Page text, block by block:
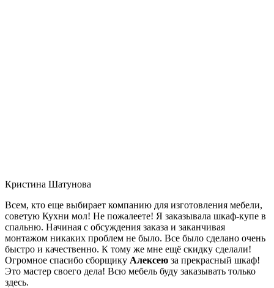
Кристина Шатунова
Всем, кто еще выбирает компанию для изготовления мебели,
советую Кухни мол! Не пожалеете! Я заказывала шкаф-купе в
спальню. Начиная с обсуждения заказа и заканчивая
монтажом никаких проблем не было. Все было сделано очень
быстро и качественно. К тому же мне ещё скидку сделали!
Огромное спасибо сборщику Алексею за прекрасный шкаф!
Это мастер своего дела! Всю мебель буду заказывать только
здесь.